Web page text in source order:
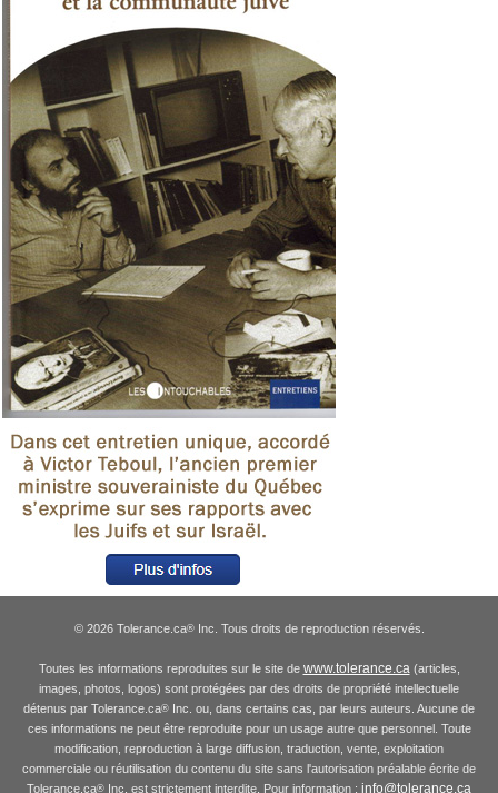
© 2026 Tolerance.ca®Inc. Tous droits de reproduction réservés.
Toutes les informations reproduites sur le site de www.tolerance.ca(articles,
images, photos, logos) sont protégées par des droits de propriété intellectuelle
détenus par Tolerance.ca® Inc. ou, dans certains cas, par leurs auteurs. Aucune de
ces informations ne peut être reproduite pour un usage autre que personnel. Toute
modification, reproduction à large diffusion, traduction, vente, exploitation
commerciale ou réutilisation du contenu du site sans l'autorisation préalable écrite de
Tolerance.ca® Inc. est strictement interdite. Pour information : info@tolerance.ca